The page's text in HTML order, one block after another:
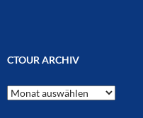
CTOUR ARCHIV
CTOUR
Archiv